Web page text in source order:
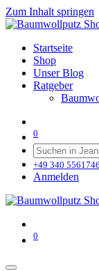
Zum Inhalt springen
Startseite
Shop
Unser Blog
Ratgeber
0
+49 340
Anmelden
0